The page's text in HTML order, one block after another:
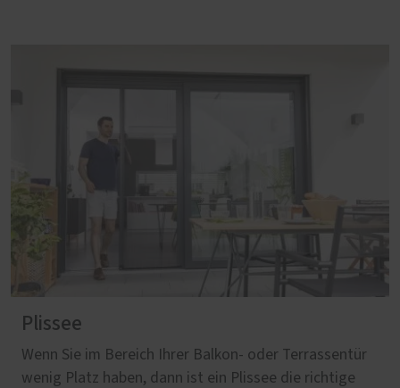
Plissee
Wenn Sie im Bereich Ihrer Balkon- oder Terrassentür
wenig Platz haben, dann ist ein Plissee die richtige